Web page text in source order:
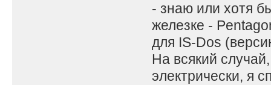
- знаю или хотя
железке -
для IS-Dos
На всякий
электрически, я